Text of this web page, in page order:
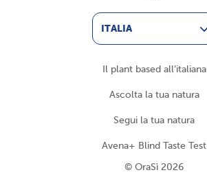
ITALIA
Il plant based all’italiana
Ascolta la tua natura
Segui la tua natura
Avena+ Blind Taste Test
© OraSì 2026